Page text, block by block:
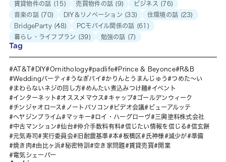
賃貸物件の話 (15) 売買物件の話 (9) ビジネス (76)
音楽の話(70) DIY＆リノベーション (33) 住環境の話 (23)
BridgeParty(48) PCモバイル関係の話 (61)
暮らし・ライフプラン (39) 勉強の話 (7)
Tag
AT&T DIY Ornithology padlife Prince & Beyonce
R&B
Weddingパーティ
うなぎパイ かりんとうまんじゅう
つめた～い
まわらないネジの回し方
めんたい煮込みつけ麺
イベント
インターネット
オススメマウス キャップ
ゴールデンウィーク
チンジャオロース
ノートパソコン ビデオ会議
ビューアルッテ
ヘヤジンプライム
マッキー ロイ・ハーグローヴ
三興塗料株式会社
中古マンション
仙台 仲介手数料有料 信じたい情報を信じる
信玄餅
元気寿司
実行委員会 旧耐震基準 本 板橋区 氏神様 減少が
準備
焼き肉
由比ヶ浜 秘密特訓 空き家問題 賃貸売買
開業
電気シェーバー